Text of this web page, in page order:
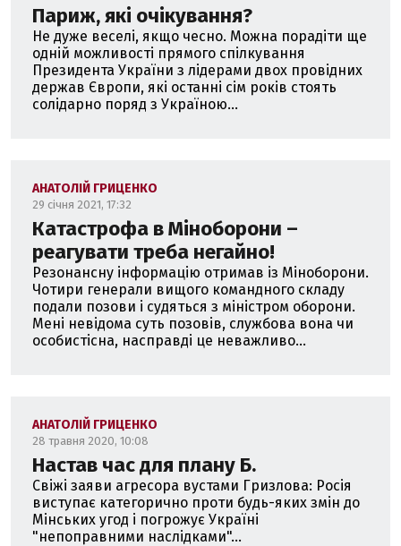
Париж, які очікування?
Не дуже веселі, якщо чесно. Можна порадіти ще
одній можливості прямого спілкування
Президента України з лідерами двох провідних
держав Європи, які останні сім років стоять
солідарно поряд з Україною...
АНАТОЛІЙ ГРИЦЕНКО
29 січня 2021, 17:32
Катастрофа в Міноборони –
реагувати треба негайно!
Резонансну інформацію отримав із Міноборони.
Чотири генерали вищого командного складу
подали позови і судяться з міністром оборони.
Мені невідома суть позовів, службова вона чи
особистісна, насправді це неважливо...
АНАТОЛІЙ ГРИЦЕНКО
28 травня 2020, 10:08
Настав час для плану Б.
Свіжі заяви агресора вустами Гризлова: Росія
виступає категорично проти будь-яких змін до
Мінських угод і погрожує Україні
"непоправними наслідками"...